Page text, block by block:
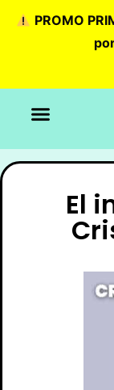
PROMO
El